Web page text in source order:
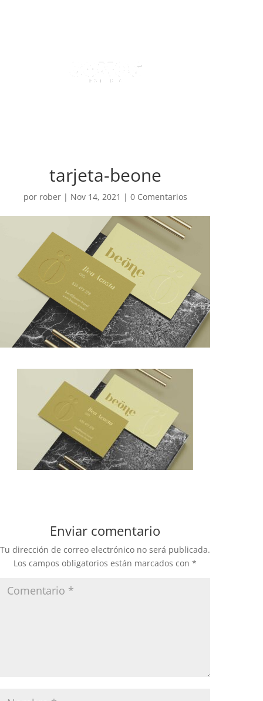
tarjeta-beone
por rober| Nov 14, 2021 | 0 Comentarios
Enviar comentario
Tu dirección de correo electrónico no será publicada.
Los campos obligatorios están marcados con*